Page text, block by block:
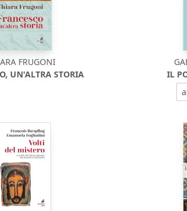
FRUGONI
UN'ALTRA STORIA
IL